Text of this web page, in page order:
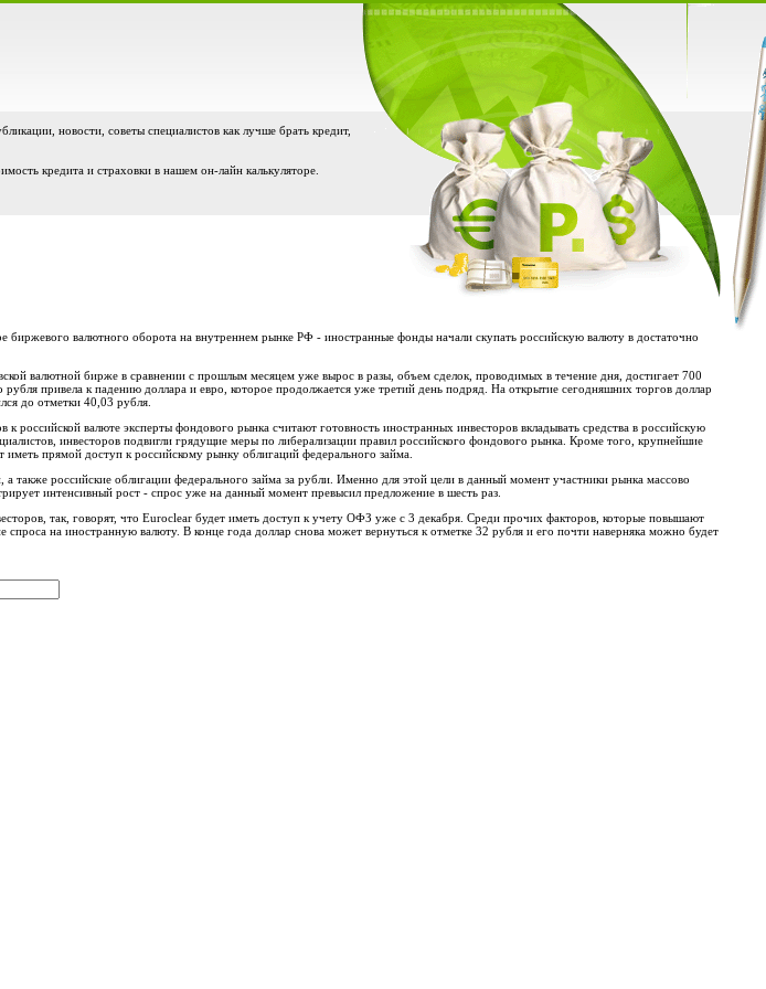
новости, советы специалистов как лучше брать кредит,
кредита и страховки в нашем он-лайн калькуляторе.
биржевого валютного оборота на внутреннем рынке РФ - иностранные фонды начали скупать российскую валюту в достаточно
валютной бирже в сравнении с прошлым месяцем уже вырос в разы, объем сделок, проводимых в течение дня, достигает 700
рубля привела к падению доллара и евро, которое продолжается уже третий день подряд. На открытие сегодняшних торгов доллар
до отметки 40,03 рубля.
к российской валюте эксперты фондового рынка считают готовность иностранных инвесторов вкладывать средства в российскую
инвесторов подвигли грядущие меры по либерализации правил российского фондового рынка. Кроме того, крупнейшие
прямой доступ к российскому рынку облигаций федерального займа.
также российские облигации федерального займа за рубли. Именно для этой цели в данный момент участники рынка массово
интенсивный рост - спрос уже на данный момент превысил предложение в шесть раз.
так, говорят, что Euroclear будет иметь доступ к учету ОФЗ уже с 3 декабря. Среди прочих факторов, которые повышают
на иностранную валюту. В конце года доллар снова может вернуться к отметке 32 рубля и его почти наверняка можно будет